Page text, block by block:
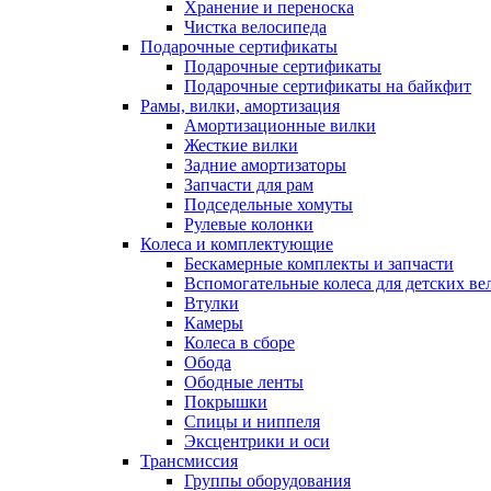
Хранение и переноска
Чистка велосипеда
Подарочные сертификаты
Подарочные сертификаты
Подарочные сертификаты на байкфит
Рамы, вилки, амортизация
Амортизационные вилки
Жесткие вилки
Задние амортизаторы
Запчасти для рам
Подседельные хомуты
Рулевые колонки
Колеса и комплектующие
Бескамерные комплекты и запчасти
Вспомогательные колеса для детских
Втулки
Камеры
Колеса в сборе
Обода
Ободные ленты
Покрышки
Спицы и ниппеля
Эксцентрики и оси
Трансмиссия
Группы оборудования